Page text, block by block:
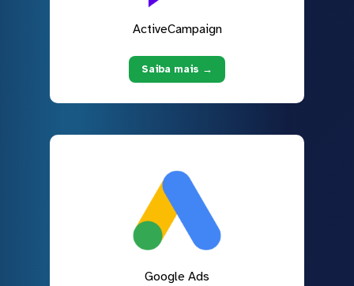
ActiveCampaign
Saiba mais →
Google Ads